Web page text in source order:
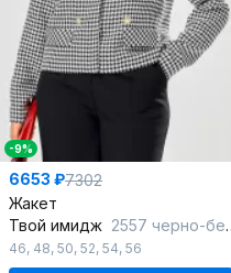
-9%
6653 ₽7302
Жакет
Твой имидж 2557 черно-белый
46, 48, 50, 52, 54, 56